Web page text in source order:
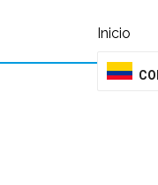
doesn't exist::SQL
Inicio